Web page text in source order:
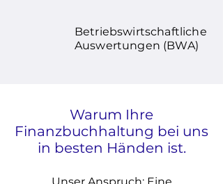
Betriebswirtschaftliche
Auswertungen (BWA)
Warum Ihre
Finanzbuchhaltung bei uns
in besten Händen ist.